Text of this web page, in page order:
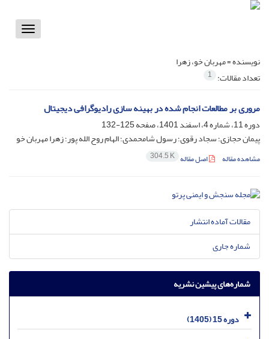
Toggle
نویسنده =مهربان خو، زهرا
تعداد مقالات: 1
مروری بر مطالعات انجام شده در بهینه سازی رادیوگرافی دیجیتال
دوره 11، شماره 4، اسفند 1401، صفحه
125-132
پیمان حجازی؛ سجاد رقوی؛ رسول شامحمدی؛ الهام روح الله پور؛ زهرا مهربان خو
مشاهده مقاله اصل مقاله 304.5 K
مقالات آماده انتشار
شماره جاری
شماره‌های پیشین نشریه
دوره 15 (1405)